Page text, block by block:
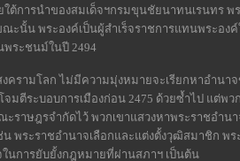
ต้การนำของสมเด็จฯกรมขุนชัยนาทนเรนทร พ
ะนั้น พระองค์เป็นผู้สำเร็จราชการแทนพระอง
พระชนม์ในปี 2494
ครามโลก ไม่มีความมุ่งหมายจะเรียกหาอำน
ตีระบอบการเมืองก่อน 2475 ด้วยซ้ำไป แต่พว
ราษฎรจำกัดไว้ พวกเขาแสวงหาพระราชอำน
น พระราชอำนาจเลือกและแต่งตั้งวุฒิสมาชิก พ
ในการยับยั้งกฎหมายที่ผ่านสภาฯ เป็นต้น